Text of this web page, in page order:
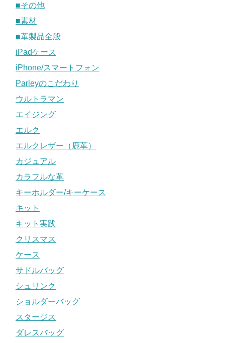
■その他
■素材
■革製品全般
iPadケース
iPhone/スマートフォン
Parleyのこだわり
ウルトラマン
エイジング
エルク
エルクレザー（鹿革）
カジュアル
カラフルな革
キーホルダー/キーケース
キット
キット実践
クリスマス
ケース
サドルバッグ
シュリンク
ショルダーバッグ
スタージス
ダレスバッグ